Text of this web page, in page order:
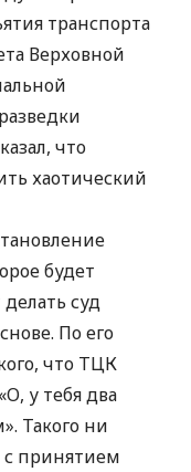
транспорта
Верховной
что
хаотический
будет
суд
По его
что ТЦК
у тебя два
Такого ни
принятием